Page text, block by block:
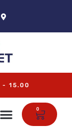
- 15.00
0